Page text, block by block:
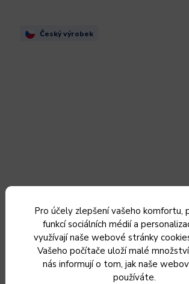
Pro účely zlepšení vašeho komfortu,
funkcí sociálních médií a
využívají naše webové stránky
Vašeho počítače uloží malé
nás informují o tom, jak naše
používáte.
Český výrobek
KOLIMAX Pánev FLONAX COMFORT
Skladem